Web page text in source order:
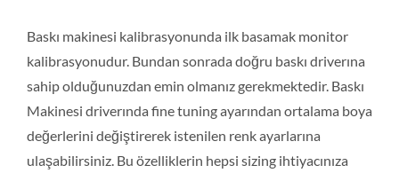
Baskı makinesi kalibrasyonunda ilk basamak monitor
kalibrasyonudur. Bundan sonrada doğru baskı driverına
sahip olduğunuzdan emin olmanız gerekmektedir. Baskı
Makinesi driverında fine tuning ayarından ortalama boya
değerlerini değiştirerek istenilen renk ayarlarına
ulaşabilirsiniz. Bu özelliklerin hepsi sizing ihtiyacınıza